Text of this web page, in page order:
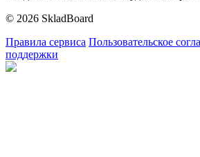
© 2026 SkladBoard
Правила сервиса Пользовательское
поддержки